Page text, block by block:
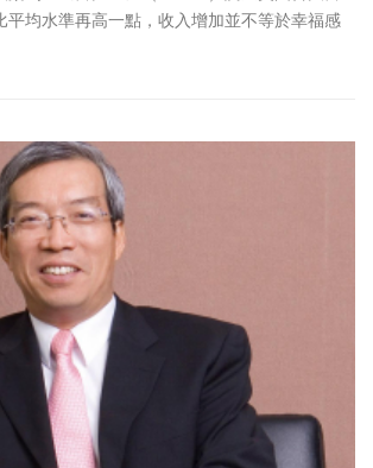
平均水準再高一點，收入增加並不等於幸福感
和資訊科學吉姆．克拉克（Jim Clark）從賺
Ellison）130億美元（約4030億台幣）的身
托尼．克拉比，同時也是商業心理學家，他就
位或名聲，看似勝利，卻可能讓人更忙、更焦